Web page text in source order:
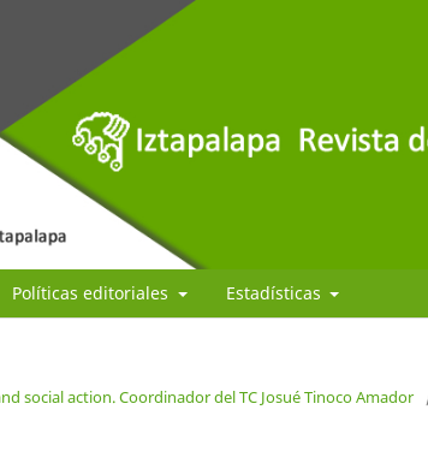
Políticas editoriales Estadísticas
social action. Coordinador del TC Josué Tinoco Amador